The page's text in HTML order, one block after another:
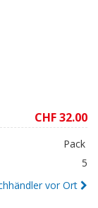
CHF 32.00
Pack
5
vor Ort